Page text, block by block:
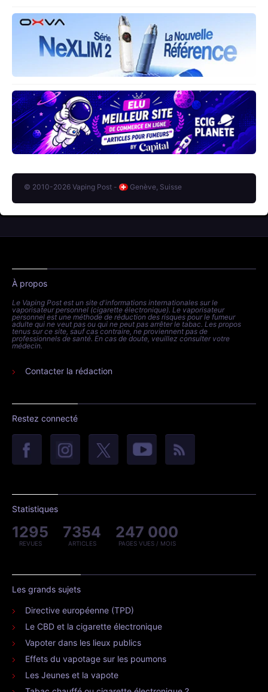
© 2010-2026 Vaping Post - Genève, Suisse
À propos
Le Vaping Post est un site d'informations internationales sur le
vaporisateur personnel (cigarette électronique). Le vaporisateur
personnel est une méthode de réduction des risques pour le fumeur
adulte qui ne veut pas ou qui ne peut pas arrêter le tabac. Les propos
tenus sur ce site, sauf cas contraire, ne proviennent pas de
professionnels de santé. En cas de doute, veuillez consulter votre
médecin.
Contacter la rédaction
Restez connecté
Statistiques
1295
REVUES
7354
ARTICLES
247 000
PAGES VUES / MOIS
Les grands sujets
Directive européenne (TPD)
Le CBD et la cigarette électronique
Vapoter dans les lieux publics
Effets du vapotage sur les poumons
Les Jeunes et la vapote